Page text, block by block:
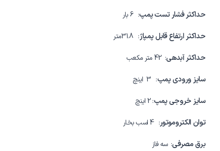
حداکثر فشار تست پمپ: 6 بار
حداکثر ارتفاع قابل پمپاژ: 31.8متر
حداکثر آبدهی: 42 متر مکعب
سایز ورودی پمپ: 3 اینچ
سایز خروجی پمپ: 2 اینچ
توان الکتروموتور: 4 اسب بخار
برق مصرفی: سه فاز